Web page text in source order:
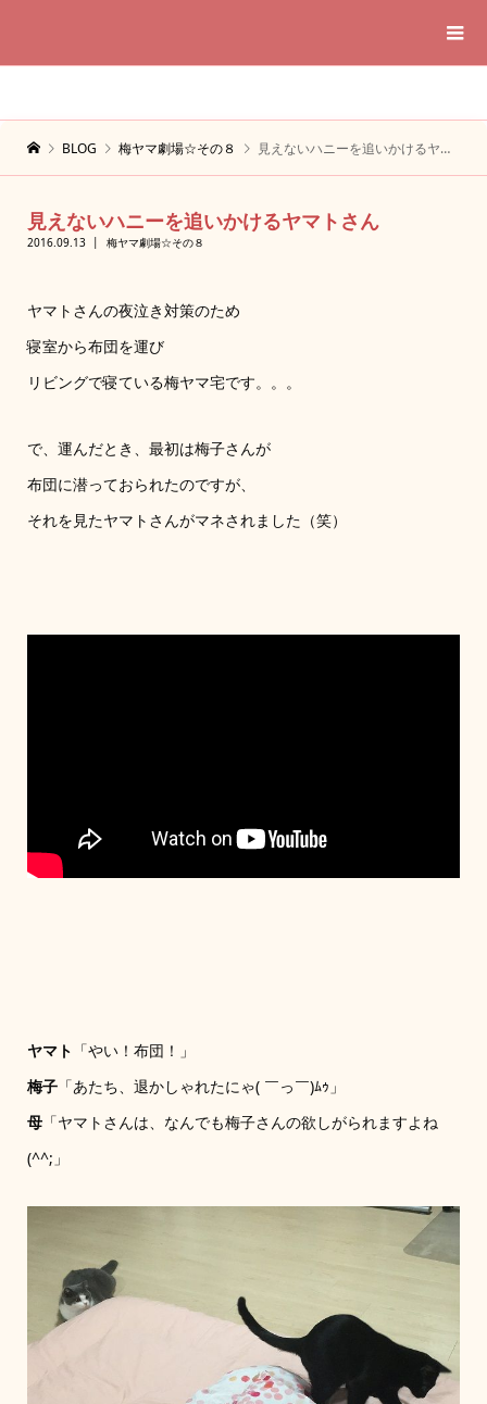
BLOG 梅ヤマ劇場☆その８ 見えないハニーを追いかけるヤマトさん
見えないハニーを追いかけるヤマトさん
2016.09.13 梅ヤマ劇場☆その８
ヤマトさんの夜泣き対策のため
寝室から布団を運び
リビングで寝ている梅ヤマ宅です。。。
で、運んだとき、最初は梅子さんが
布団に潜っておられたのですが、
それを見たヤマトさんがマネされました（笑）
ヤマト 「やい！布団！」
梅子「あたち、退かしゃれたにゃ( ￣っ￣)ﾑｩ」
母「ヤマトさんは、なんでも梅子さんの欲しがられますよね
(^^;」